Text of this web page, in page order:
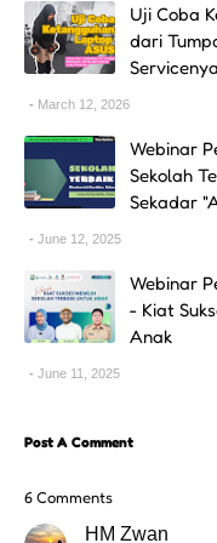
Uji Coba
dari
March 12, 2026
Webinar
Sekolah
Sekadar
June 12, 2025
Webinar
- Kiat
Anak
June 11, 2025
Post A Comment
6 Comments
HM Zwan